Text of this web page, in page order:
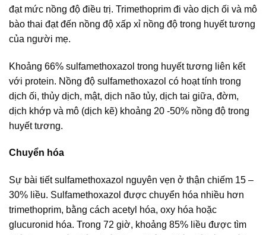
đạt mức nồng độ điều trị. Trimethoprim đi vào dịch ối và mô
bào thai đạt đến nồng độ xấp xỉ nồng độ trong huyết tương
của người mẹ.
Khoảng 66% sulfamethoxazol trong huyết tương liên kết
với protein. Nồng độ sulfamethoxazol có hoạt tính trong
dịch ối, thủy dịch, mật, dịch não tủy, dịch tai giữa, đờm,
dịch khớp và mô (dịch kẽ) khoảng 20 -50% nồng độ trong
huyết tương.
Chuyển hóa
Sự bài tiết sulfamethoxazol nguyên vẹn ở thận chiếm 15 –
30% liều. Sulfamethoxazol được chuyển hóa nhiều hơn
trimethoprim, bằng cách acetyl hóa, oxy hóa hoặc
glucuronid hóa. Trong 72 giờ, khoảng 85% liều được tìm